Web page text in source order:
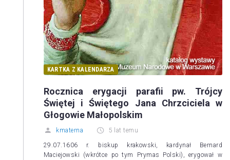
KARTKA Z KALENDARZA
Rocznica erygacji parafii pw. Trójcy
Świętej i Świętego Jana Chrzciciela w
Głogowie Małopolskim
kmaterna 5 lat temu
29.07.1606 r. biskup krakowski, kardynał Bernard
Maciejowski (wkrótce po tym Prymas Polski), erygował w